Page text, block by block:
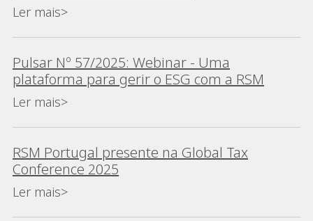
Ler mais>
Pulsar Nº 57/2025: Webinar - Uma
plataforma para gerir o ESG com a RSM
Ler mais>
RSM Portugal presente na Global Tax
Conference 2025
Ler mais>